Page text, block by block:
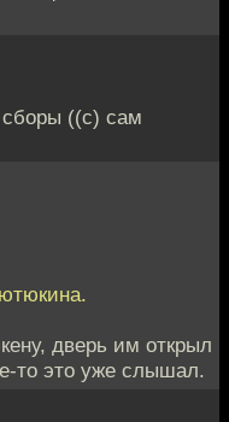
((с) сам
дверь им открыл
то это уже слышал.